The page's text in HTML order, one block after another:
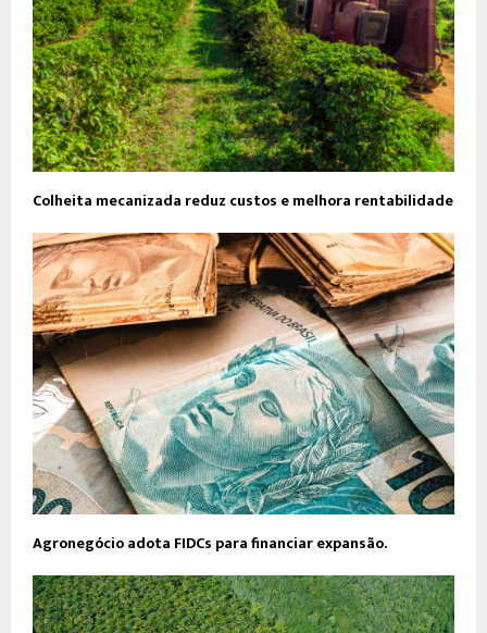
Colheita mecanizada reduz custos e melhora rentabilidade
Agronegócio adota FIDCs para financiar expansão.